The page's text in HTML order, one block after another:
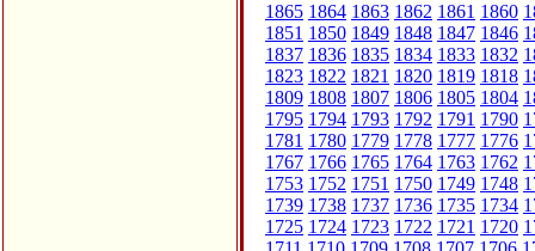
1865 1864 1863 1862 1861 1860
1851 1850 1849 1848 1847 1846
1837 1836 1835 1834 1833 1832
1823 1822 1821 1820 1819 1818
1809 1808 1807 1806 1805 1804
1795 1794 1793 1792 1791 1790
1781 1780 1779 1778 1777 1776
1767 1766 1765 1764 1763 1762
1753 1752 1751 1750 1749 1748
1739 1738 1737 1736 1735 1734
1725 1724 1723 1722 1721 1720